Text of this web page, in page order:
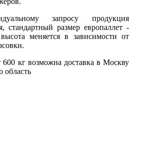
запросу продукция
стандартный размер европаллет -
меняется в зависимости от
600 кг возможна доставка в Москву
область